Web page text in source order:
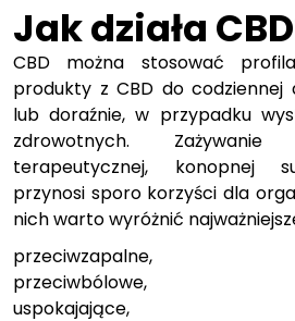
Jak działa
CBD można stosować
produkty z CBD do
lub doraźnie, w przypadku
zdrowotnych.
terapeutycznej, konopnej
przynosi sporo korzyści dla
nich warto wyróżnić
przeciwzapalne,
przeciwbólowe,
uspokajające,